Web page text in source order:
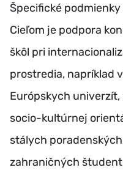
Špecifické
Cieľom je podpora
škôl pri
prostredia, napríklad
Európskych
socio-kultúrnej
stálych
zahraničných